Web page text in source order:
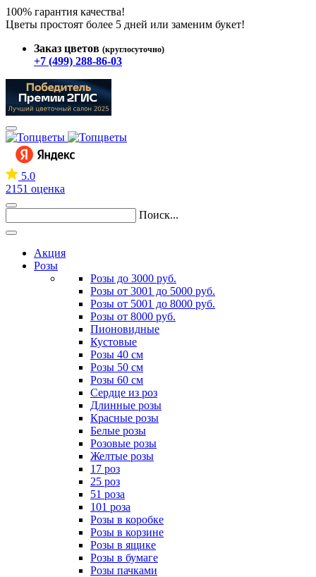
100% гарантия качества!
Цветы простоят более 5 дней или заменим букет!
Заказ цветов (круглосуточно)
+7 (499) 288-86-03
5.0
2151 оценка
Поиск...
Акция
Розы
Розы до 3000 руб.
Розы от 3001 до 5000 руб.
Розы от 5001 до 8000 руб.
Розы от 8000 руб.
Пионовидные
Кустовые
Розы 40 см
Розы 50 см
Розы 60 см
Сердце из роз
Длинные розы
Красные розы
Белые розы
Розовые розы
Желтые розы
17 роз
25 роз
51 роза
101 роза
Розы в коробке
Розы в корзине
Розы в ящике
Розы в бумаге
Розы пачками